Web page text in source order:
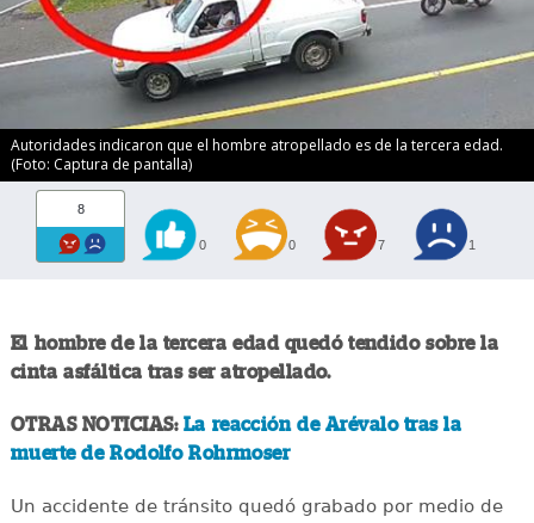
Autoridades indicaron que el hombre atropellado es de la tercera edad.
(Foto: Captura de pantalla)
8
0 0 7 1
El hombre de la tercera edad quedó tendido sobre la
cinta asfáltica tras ser atropellado.
OTRAS NOTICIAS: La reacción de Arévalo tras la
muerte de Rodolfo Rohrmoser
Un accidente de tránsito quedó grabado por medio de